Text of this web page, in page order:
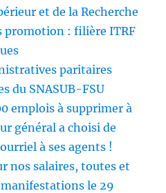
et de la Recherche
promotion : filière ITRF
paritaires
du SNASUB-FSU
emplois à supprimer à
général a choisi de
à ses agents !
nos salaires, toutes et
le 29